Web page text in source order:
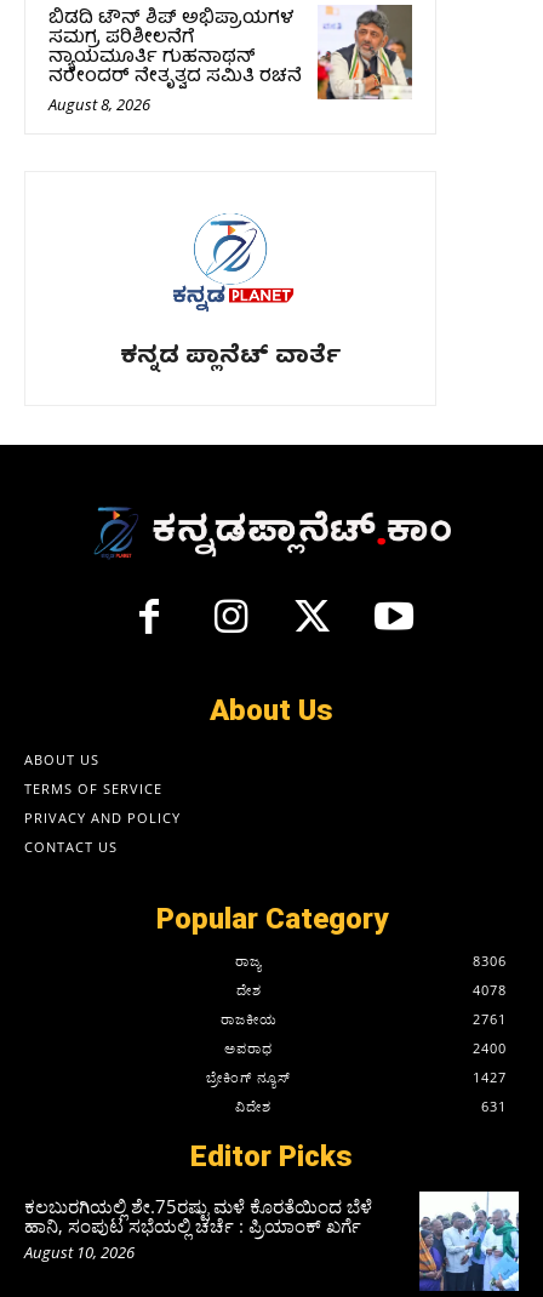
ಬಿಡದಿ ಟೌನ್ ಶಿಪ್ ಅಭಿಪ್ರಾಯಗಳ
ಸಮಗ್ರ ಪರಿಶೀಲನೆಗೆ
ನ್ಯಾಯಮೂರ್ತಿ ಗುಹನಾಥನ್
ನರೇಂದರ್ ನೇತೃತ್ವದ ಸಮಿತಿ ರಚನೆ
August 8, 2026
ಕನ್ನಡ ಪ್ಲಾನೆಟ್ ವಾರ್ತೆ
About Us
ABOUT US
TERMS OF SERVICE
PRIVACY AND POLICY
CONTACT US
Popular Category
ರಾಜ್ಯ
8306
ದೇಶ
4078
ರಾಜಕೀಯ
2761
ಅಪರಾಧ
2400
ಬ್ರೇಕಿಂಗ್ ನ್ಯೂಸ್
1427
ವಿದೇಶ
631
Editor Picks
ಕಲಬುರಗಿಯಲ್ಲಿ ಶೇ.75ರಷ್ಟು ಮಳೆ ಕೊರತೆಯಿಂದ ಬೆಳೆ
ಹಾನಿ, ಸಂಪುಟ‌ ಸಭೆಯಲ್ಲಿ ಚರ್ಚೆ : ಪ್ರಿಯಾಂಕ್ ಖರ್ಗೆ
August 10, 2026